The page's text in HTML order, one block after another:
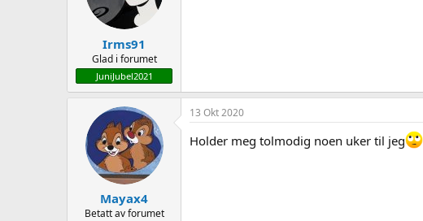
Irms91
Glad i forumet
JuniJubel2021
Mayax4
Betatt av forumet
13 Okt 2020
Holder meg tolmodig noen uker til jeg